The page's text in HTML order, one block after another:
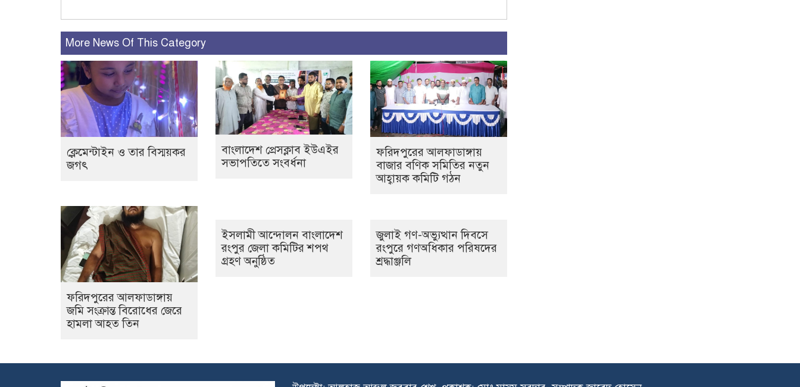
More News Of This Category
ক্লেমেন্টাইন ও তার বিস্ময়কর
জগৎ
বাংলাদেশ প্রেসক্লাব ইউএইর
সভাপতিতে সংবর্ধনা
ফরিদপুরের আলফাডাঙ্গায়
বাজার বণিক সমিতির নতুন
আহ্বায়ক কমিটি গঠন
ফরিদপুরের আলফাডাঙ্গায়
জমি সংক্রান্ত বিরোধের জেরে
হামলা আহত তিন
ইসলামী আন্দোলন বাংলাদেশ
রংপুর জেলা কমিটির শপথ
গ্রহণ অনুষ্ঠিত
‎জুলাই গণ-অভ্যুত্থান দিবসে
রংপুরে গণঅধিকার পরিষদের
শ্রদ্ধাঞ্জলি ‎